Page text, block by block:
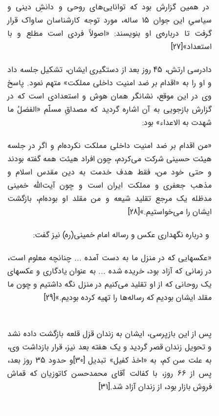
در همین گزارش بود که توانایی‌های روحی و دانشِ دینی و
سیاسیِ این جوان 15 ساله، مورد توجه کارشناسان ساواک قرار
گرفت تا درباره‌ی او بنویسند: «اصولاً فردی است مطلع و با
استعداد»[27]
دادرسی ارتش، 45 روز بعد از دستگیری ایشان، تشکیل جلسه داد
و او را به «اقدام بر ضد امنیت داخلی مملکت» متهم نمود. پاسخ
وی در این موقع، نشانگر همان هوش و استعدادی است که در
گزارش بازجویی به آن اشاره گردید که مصداقِ مسلّم «الفضلُ ما
شهدت به الاعداء» بود:
«من اقدام بر ضد امنیت داخلی مملکت نکرده‌ام و اگر در جلسه
هیئت حسینی شرکت می‌کردم، چون افراد هیئت همه گفته بودند
و حتی خود من، فقط هدف خدمت به دین مقدس اسلام و
مذهب جعفری و مملکت ایران است و چون آیت‌الله خمینی
مدظله یک مرجع تقلید شیعه و من مقلد او بوده‌ام، بازگشت
ایشان را می‌خواستیم.»[28]
و درباره نگهداری عکس و رساله امام خمینی(ره) نیز گفت:
«عکسهایی که در منزل ما به دست آمده ... چنانچه معلوم است،
در زمانی که آزاد بود، خریده شده ... به ‌عنوان یادگاری و عکسهای
یک روحانی که از او تقلید می‌کنیم در منزل نگه داشتیم و چون ما
مقلد ایشان بودیم که رساله‌ها را تهیه کرده بودیم.»[29]
پس از این بازپرسی، ایشان به زندان قزل قلعه بازگشت داده نشد
و تحویل زندان قصر گردید و یک هفته بعد نیز، قرار بازداشت وی،
به علت سن کم، به «اخذ کفیل» تبدیل [30]و حدود 35 روز بعد،
پس از 66 روز، با کفالت آقای محمدحسن کاتوزیان که قماش
فروش بازار بود، از زندان آزاد شد.[31]